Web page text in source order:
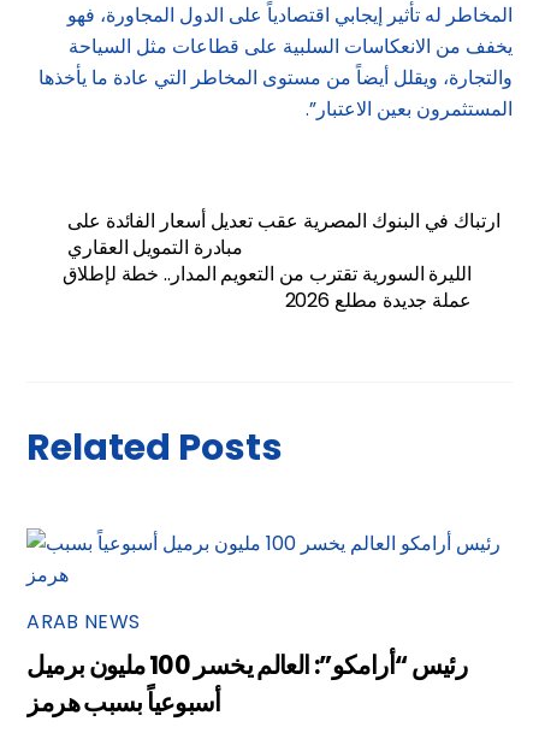
المخاطر له تأثير إيجابي اقتصادياً على الدول المجاورة، فهو
يخفف من الانعكاسات السلبية على قطاعات مثل السياحة
والتجارة، ويقلل أيضاً من مستوى المخاطر التي عادة ما يأخذها
المستثمرون بعين الاعتبار”.
ارتباك في البنوك المصرية عقب تعديل أسعار الفائدة على
مبادرة التمويل العقاري
الليرة السورية تقترب من التعويم المدار.. خطة لإطلاق
عملة جديدة مطلع 2026
Related Posts
ARAB NEWS
رئيس “أرامكو”: العالم يخسر 100 مليون برميل
أسبوعياً بسبب هرمز